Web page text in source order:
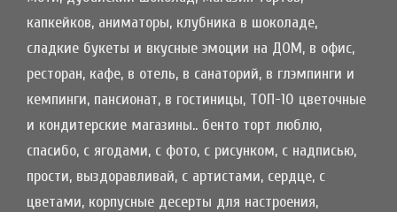
капкейков, аниматоры, клубника в шоколаде,
сладкие букеты и вкусные эмоции на ДОМ, в офис,
ресторан, кафе, в отель, в санаторий, в глэмпинги и
кемпинги, пансионат, в гостиницы, ТОП-10 цветочные
и кондитерские магазины.. бенто торт люблю,
спасибо, с ягодами, с фото, с рисунком, с надписью,
прости, выздоравливай, с артистами, сердце, с
цветами, корпусные десерты для настроения,